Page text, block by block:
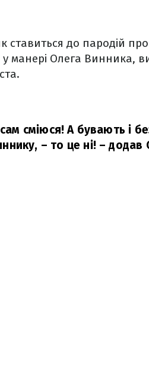
ставиться до пародій
манері Олега Винника,
сміюся! А бувають і
– то це ні! – додав